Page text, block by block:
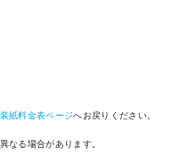
紙料金表ページへお戻りください。
なる場合があります。